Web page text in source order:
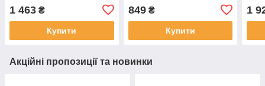
1 463 ₴
Купити
849₴
Купити
1
Акційні пропозиції та новинки